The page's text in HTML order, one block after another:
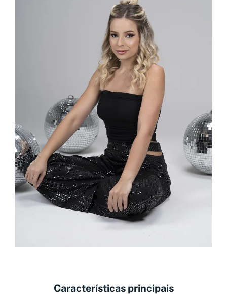
Características principais